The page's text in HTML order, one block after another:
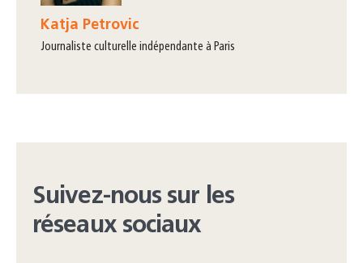
Katja Petrovic
journaliste culturelle indépendante à Paris
Suivez-nous sur les
réseaux sociaux